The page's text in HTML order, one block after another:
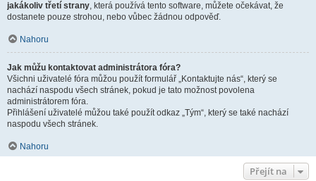
jakákoliv třetí strany, která používá tento software, můžete očekávat, že
dostanete pouze strohou, nebo vůbec žádnou odpověď.
Nahoru
Jak můžu kontaktovat administrátora fóra?
Všichni uživatelé fóra můžou použít formulář „Kontaktujte nás“, který se
nachází naspodu všech stránek, pokud je tato možnost povolena
administrátorem fóra.
Přihlášení uživatelé můžou také použít odkaz „Tým“, který se také nachází
naspodu všech stránek.
Nahoru
Přejít na